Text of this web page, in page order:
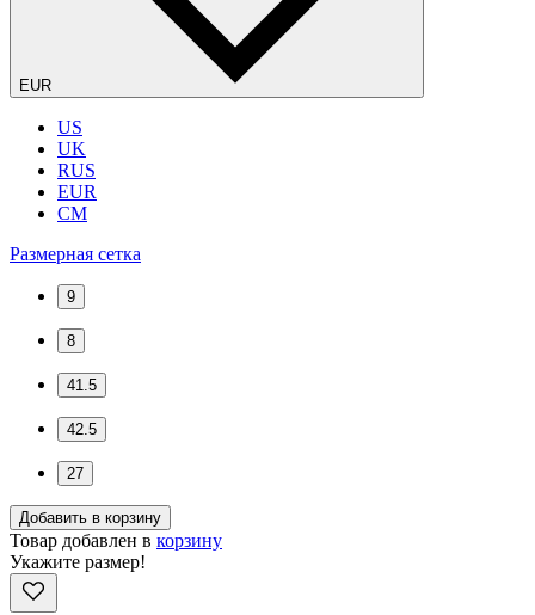
EUR
US
UK
RUS
EUR
CM
Размерная сетка
9
8
41.5
42.5
27
Добавить в корзину
Товар добавлен в корзину
Укажите размер!